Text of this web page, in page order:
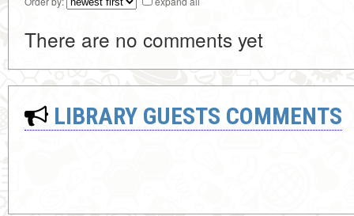
There are no comments yet
LIBRARY GUESTS COMMENTS